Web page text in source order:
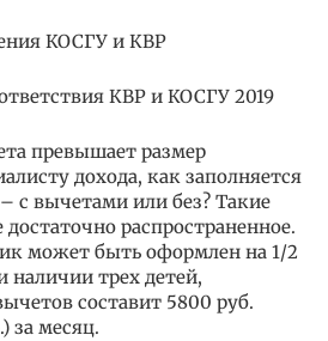
КОСГУ и КВР
КВР и КОСГУ 2019
превышает размер
дохода, как заполняется
с вычетами или без? Такие
распространенное.
может быть оформлен на 1/2
наличии трех детей,
составит 5800 руб.
за месяц.